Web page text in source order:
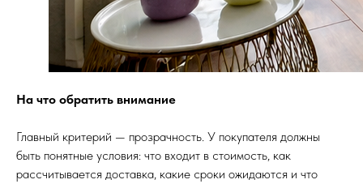
На что обратить внимание
Главный критерий — прозрачность. У покупателя должны
быть понятные условия: что входит в стоимость, как
рассчитывается доставка, какие сроки ожидаются и что